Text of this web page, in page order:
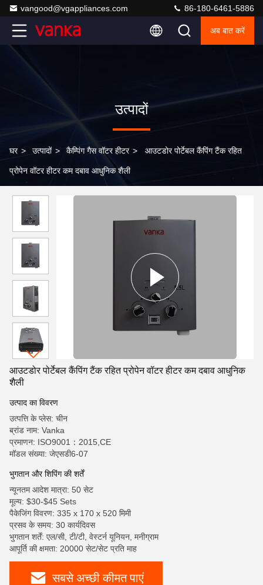
vangood@vgappliances.com 86-180-6461-5886
अब बात करें
उत्पादों
घर > उत्पादों > कैम्पिंग गैस वॉटर हीटर > आउटडोर पोर्टेबल कैंपिंग टैंक रहित
प्रोपेन वॉटर हीटर कम दबाव आधुनिक शैली
आउटडोर पोर्टेबल कैंपिंग टैंक रहित प्रोपेन वॉटर हीटर कम दबाव आधुनिक
शैली
उत्पाद का विवरण
उत्पत्ति के प्लेस: चीन
ब्रांड नाम: Vanka
प्रमाणन: ISO9001：2015,CE
मॉडल संख्या: जेएसडी6-07
भुगतान और शिपिंग की शर्तें
न्यूनतम आदेश मात्रा: 50 सेट
मूल्य: $30-$45 Sets
पैकेजिंग विवरण: 335 x 170 x 520 मिमी
प्रसव के समय: 30 कार्यदिवस
भुगतान शर्तें: एल/सी, टी/टी, वेस्टर्न यूनियन, मनीग्राम
आपूर्ति की क्षमता: 20000 सेट/सेट प्रति माह
सबसे अच्छी कीमत पाएं